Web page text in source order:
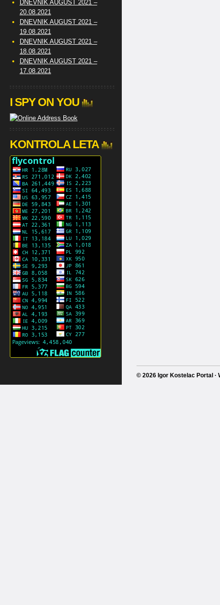
DNEVNIK AUGUST 2021 –
20.08.2021
DNEVNIK AUGUST 2021 –
19.08.2021
DNEVNIK AUGUST 2021 –
18.08.2021
DNEVNIK AUGUST 2021 –
17.08.2021
I SPY ON YOU
KONTROLA LETA
© 2026 Igor Kostelac Portal